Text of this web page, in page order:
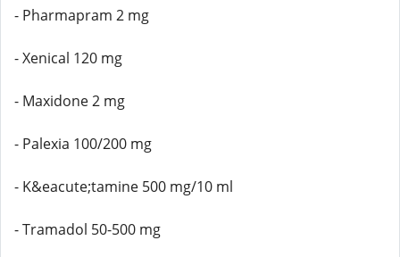
- Pharmapram 2 mg
- Xenical 120 mg
- Maxidone 2 mg
- Palexia 100/200 mg
- K&eacute;tamine 500 mg/10 ml
- Tramadol 50-500 mg